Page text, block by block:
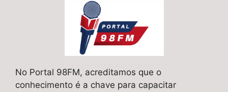
No Portal 98FM, acreditamos que o
conhecimento é a chave para capacitar